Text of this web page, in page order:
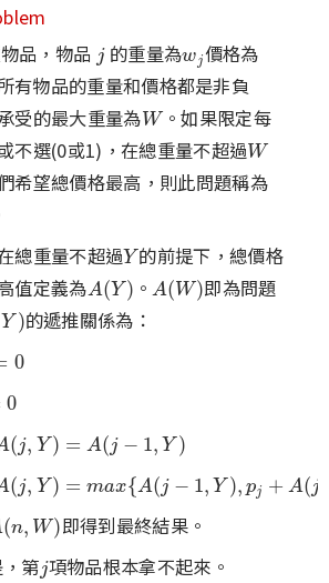
品，物品 j
j的重量為wj
wj價格為
有物品的重量和價格都是非負
受的最大重量為W
W 。如果限定每
不選(0或1)，在總重量不超過W
W
希望總價格最高，則此問題稱為
總重量不超過Y
Y 的前提下，總價格
值定義為A(Y)
A(Y) 。A(W)
A(W) 即為問題
Y )的遞推關係為：
0
0
(j, Y) = A(j − 1, Y )
)=A( j−1 Y)
(j, Y) = max{A(j − 1, Y ), pj + A(j
)=max A( j−1,Y),pj+A (j− 1,Y−wj)}
(n, W)
(n,W)
即得到最終結果。
第j
j項物品根本拿不起來。